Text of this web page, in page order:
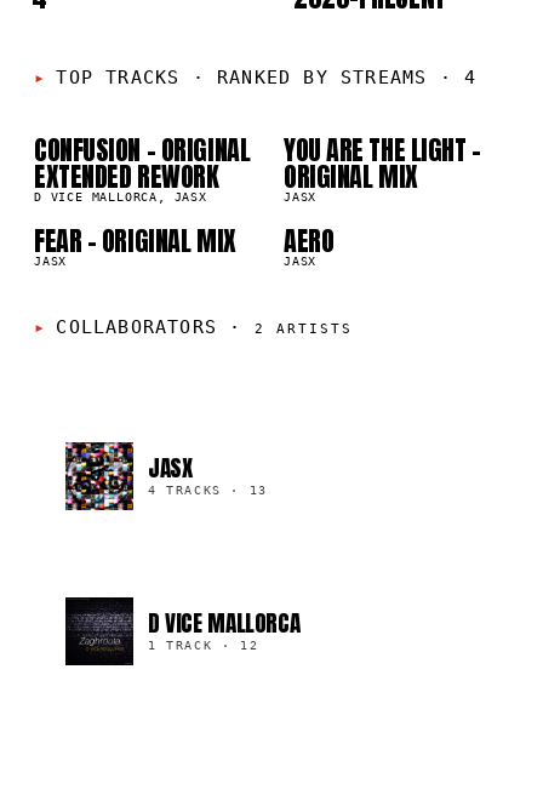
TOP TRACKS · RANKED BY STREAMS · 4
01
CONFUSION - ORIGINAL
EXTENDED REWORK
D VICE MALLORCA, JASX
02
YOU ARE THE LIGHT -
ORIGINAL MIX
JASX
03
FEAR - ORIGINAL MIX
JASX 04
AERO
JASX
COLLABORATORS · 2 ARTISTS
JASX
4 TRACKS · 13
D VICE MALLORCA
1 TRACK · 12